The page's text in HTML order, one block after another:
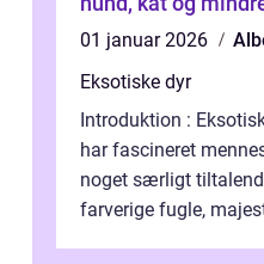
01 januar 2026
Eksotiske dyr
Introduktion :
har fascineret
noget særligt
farverige fugle,